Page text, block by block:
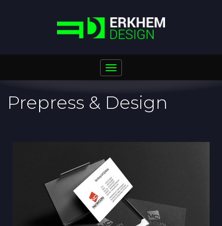
Toggle
navigation
Prepress & Design